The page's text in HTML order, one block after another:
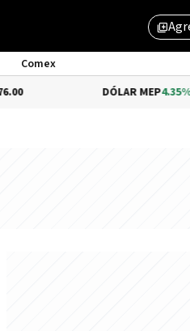
library_add
Comex
4.35%$1,579.46